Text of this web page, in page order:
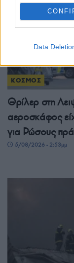
Data
ΚΟΣΜΟΣ
Θρίλερ στη
αεροσκάφος
για Ρώσους
5/08/2026 - 2:53μμ